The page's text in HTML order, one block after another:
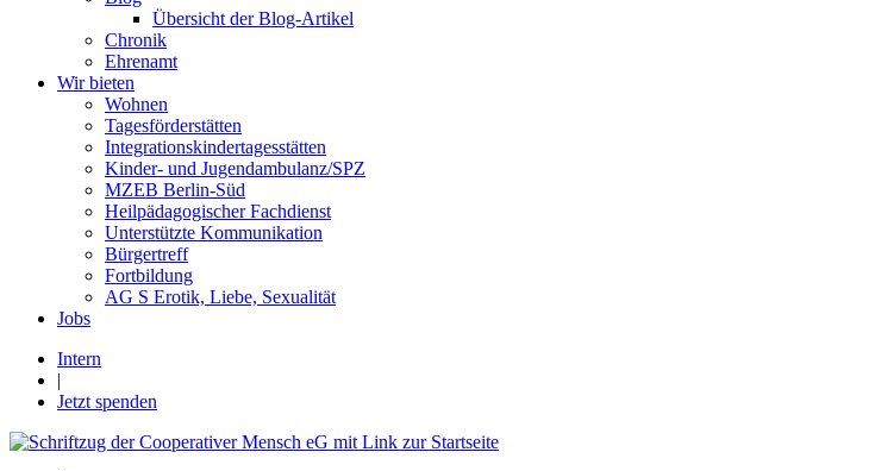
Übersicht der Blog-Artikel
Chronik
Ehrenamt
Wir bieten
Wohnen
Tagesförderstätten
Integrationskindertagesstätten
Kinder- und Jugendambulanz/SPZ
MZEB Berlin-Süd
Heilpädagogischer Fachdienst
Unterstützte Kommunikation
Bürgertreff
Fortbildung
AG S Erotik, Liebe, Sexualität
Jobs
Intern
|
Jetzt spenden